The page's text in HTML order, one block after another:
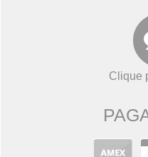
Clique